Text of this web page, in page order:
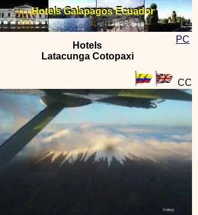
Hotels
Latacunga Cotopaxi
Hotels Galapagos Ecuador
Hotels Galapagos Ecuador
PC
CC